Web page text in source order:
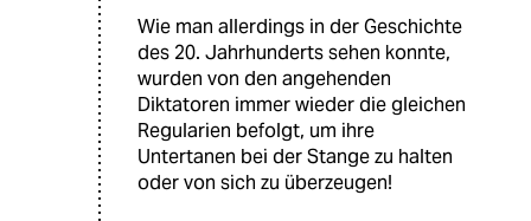
Wie man allerdings in der Geschichte
des 20. Jahrhunderts sehen konnte,
wurden von den angehenden
Diktatoren immer wieder die gleichen
Regularien befolgt, um ihre
Untertanen bei der Stange zu halten
oder von sich zu überzeugen!